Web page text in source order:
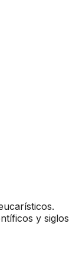
y siglos